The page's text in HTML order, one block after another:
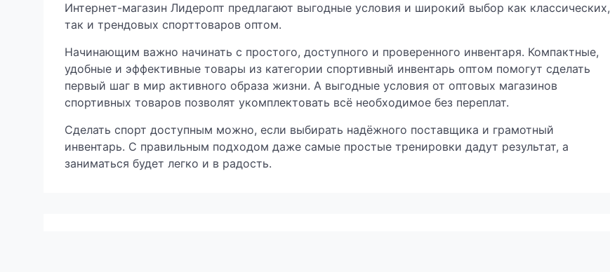
Интернет-магазин Лидеропт предлагают выгодные условия и широкий выбор как классических,
так и трендовых спорттоваров оптом.
Начинающим важно начинать с простого, доступного и проверенного инвентаря. Компактные,
удобные и эффективные товары из категории спортивный инвентарь оптом помогут сделать
первый шаг в мир активного образа жизни. А выгодные условия от оптовых магазинов
спортивных товаров позволят укомплектовать всё необходимое без переплат.
Сделать спорт доступным можно, если выбирать надёжного поставщика и грамотный
инвентарь. С правильным подходом даже самые простые тренировки дадут результат, а
заниматься будет легко и в радость.